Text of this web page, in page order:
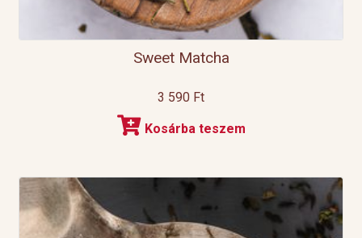
Sweet Matcha
3 590 Ft
Kosárba teszem